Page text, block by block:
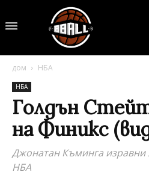
дом НБА
НБА
Голдън
на Финикс
Джонатан Къминга изравни
НБА